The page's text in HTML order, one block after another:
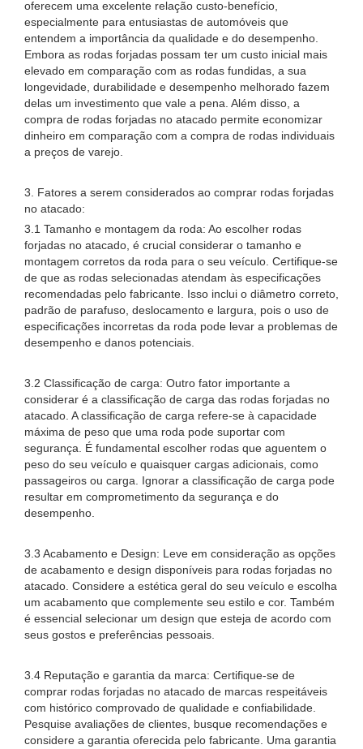
oferecem uma excelente relação custo-benefício,
especialmente para entusiastas de automóveis que
entendem a importância da qualidade e do desempenho.
Embora as rodas forjadas possam ter um custo inicial mais
elevado em comparação com as rodas fundidas, a sua
longevidade, durabilidade e desempenho melhorado fazem
delas um investimento que vale a pena. Além disso, a
compra de rodas forjadas no atacado permite economizar
dinheiro em comparação com a compra de rodas individuais
a preços de varejo.
3. Fatores a serem considerados ao comprar rodas forjadas
no atacado:
3.1 Tamanho e montagem da roda: Ao escolher rodas
forjadas no atacado, é crucial considerar o tamanho e
montagem corretos da roda para o seu veículo. Certifique-se
de que as rodas selecionadas atendam às especificações
recomendadas pelo fabricante. Isso inclui o diâmetro correto,
padrão de parafuso, deslocamento e largura, pois o uso de
especificações incorretas da roda pode levar a problemas de
desempenho e danos potenciais.
3.2 Classificação de carga: Outro fator importante a
considerar é a classificação de carga das rodas forjadas no
atacado. A classificação de carga refere-se à capacidade
máxima de peso que uma roda pode suportar com
segurança. É fundamental escolher rodas que aguentem o
peso do seu veículo e quaisquer cargas adicionais, como
passageiros ou carga. Ignorar a classificação de carga pode
resultar em comprometimento da segurança e do
desempenho.
3.3 Acabamento e Design: Leve em consideração as opções
de acabamento e design disponíveis para rodas forjadas no
atacado. Considere a estética geral do seu veículo e escolha
um acabamento que complemente seu estilo e cor. Também
é essencial selecionar um design que esteja de acordo com
seus gostos e preferências pessoais.
3.4 Reputação e garantia da marca: Certifique-se de
comprar rodas forjadas no atacado de marcas respeitáveis ​​
com histórico comprovado de qualidade e confiabilidade.
Pesquise avaliações de clientes, busque recomendações e
considere a garantia oferecida pelo fabricante. Uma garantia